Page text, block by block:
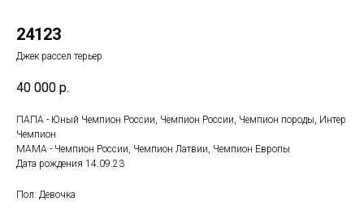
24123
Джек рассел терьер
40 000 р.
ПАПА - Юный Чемпион России, Чемпион России, Чемпион породы, Интер
Чемпион
МАМА - Чемпион России, Чемпион Латвии, Чемпион Европы
Дата рождения 14.09.23
Пол: Девочка